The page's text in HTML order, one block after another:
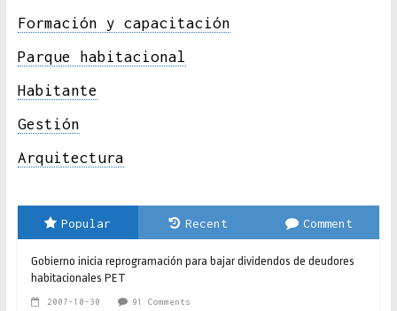
Formación y capacitación
Parque habitacional
Habitante
Gestión
Arquitectura
Popular Recent Comment
Gobierno inicia reprogramación para bajar dividendos de deudores
habitacionales PET
2007-10-30 91 Comments